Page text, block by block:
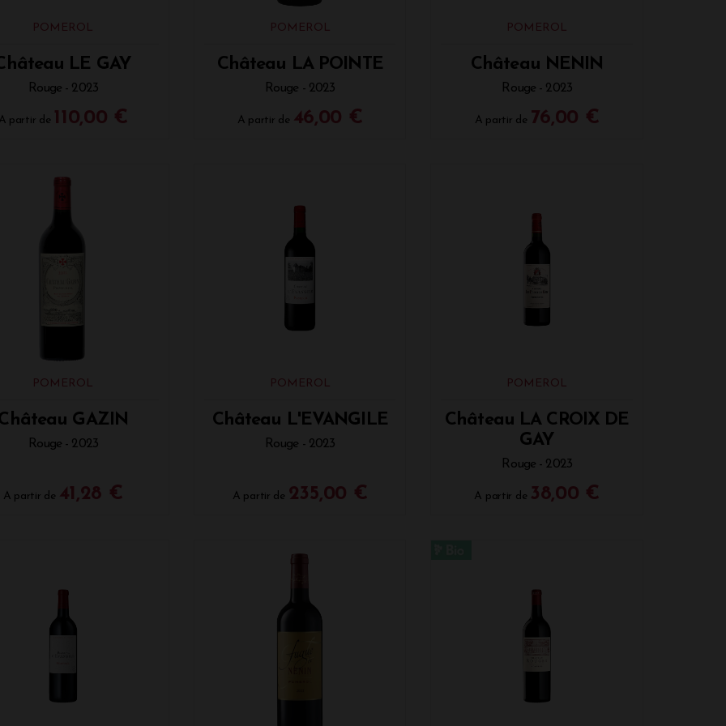
bien avec des fromages à pâte molle et crémeuse, tels que le Brie de Meaux ou le Saint-
et les cèpes, emblématiques de la gastronomie française, sont également des choix de prédilection
accord avec les vins de Pomerol. La terre et les arômes de truffe, souvent présents dans les Pomerol
en Sauce
en sauce, particulièrement ceux à base de viande braisée, peuvent sublimer un Pomerol. Les sauces à
vin, de champignons ou d’épices viennent renforcer les arômes du vin tout en créant un équilibre
entre la puissance du plat et la finesse du Pomerol.
mûrs et un toucher doux, peut se marier parfaitement avec certains desserts, comme ceux à base de
noir ou de fruits rouges.
: Fondant au chocolat noir ou tarte aux fruits rouges.
POMEROL
LE GAY
Rouge - 2023
A partir de 110,00 €
POMEROL
Château LA POINTE
Rouge - 2023
A partir de 46,00 €
POMEROL
Château NENIN
Rouge - 2023
A partir de 76,00 €
POMEROL
GAZIN
Rouge - 2023
A partir de 41,28 €
POMEROL
Château L'EVANGILE
Rouge - 2023
A partir de 235,00 €
POMEROL
Château LA CROIX DE
GAY
Rouge - 2023
A partir de 38,00 €